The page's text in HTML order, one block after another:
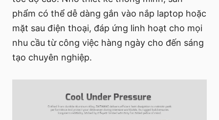
phẩm có thể dễ dàng gắn vào nắp laptop hoặc
mặt sau điện thoại, đáp ứng linh hoạt cho mọi
nhu cầu từ công việc hàng ngày cho đến sáng
tạo chuyên nghiệp.